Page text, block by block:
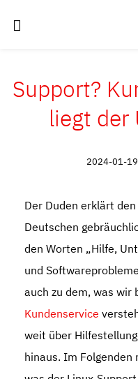
Support?
liegt der
2024-01-
Der Duden erklärt
Deutschen
den Worten „Hilfe,
und
auch zu dem, was wir
Kundenservice
weit über
hinaus. Im